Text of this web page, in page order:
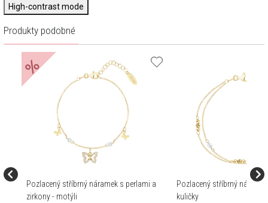
High-contrast mode
Produkty podobné
%
Pozlacený stříbrný náramek s perlami a
zirkony - motýli
Pozlacený stříbrný
kuličky